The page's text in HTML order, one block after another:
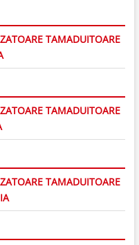
TAMADUITOARE
TAMADUITOARE
TAMADUITOARE